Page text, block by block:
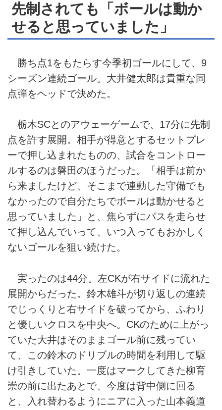
先制されても「ボールは動か
せると思っていました」
勝ち点1をもたらす今季初ゴールにして、9
シーズン連続ゴール。大井健太郎は貴重な同
点弾をヘッドで決めた。
栃木SCとのアウェーゲームで、17分に先制
点を許す展開。相手が得意とするセットプレ
ーで押し込まれたものの、試合をコントロー
ルするのは磐田のほうだった。「相手は前か
ら来ましたけど、そこまで連動した守備でも
なかったので自分たちでボールは動かせると
思っていました」と、焦らずにパスを走らせ
て押し込んでいって、いつ入ってもおかしく
ないゴールを狙い続けた。
実ったのは44分。左CKが右サイドに流れた
展開からだった。鈴木雄斗が切り返しの連続
でじっくりと右サイドを破ってから、ふわり
と優しいクロスを中央へ。CKのために上がっ
ていた大井はそのままゴール前に残ってい
て、この鈴木のドリブルの時間を利用して駆
け引きしていた。一度はマークしてきた柳育
崇の前に出たあとで、今度は背中側に回る
と、入れ替わるようにニアに入った山本義道